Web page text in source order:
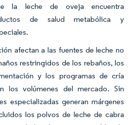
la leche de oveja encuentra
de salud metabólica y
afectan a las fuentes de leche no
restringidos de los rebaños, los
y los programas de cría
los volúmenes del mercado. Sin
especializadas generan márgenes
los polvos de leche de cabra